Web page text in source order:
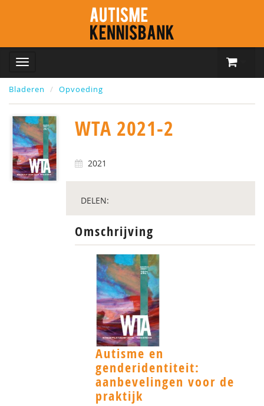
Bladeren Opvoeding
WTA 2021-2
2021
DELEN:
Omschrijving
Autisme en
genderidentiteit:
aanbevelingen voor de
praktijk